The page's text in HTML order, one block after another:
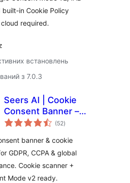
built-in Cookie Policy
required.
встановлень
з 7.0.3
Seers AI | Cookie
Consent Banner –
GDPR & CCPA
Management
Platform
(52загальний
рейтинг
)
banner & cookie
GDPR, CCPA & global
Cookie scanner +
Mode v2 ready.